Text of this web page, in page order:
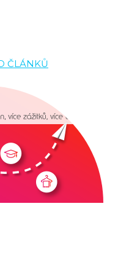
ČLÁNKŮ